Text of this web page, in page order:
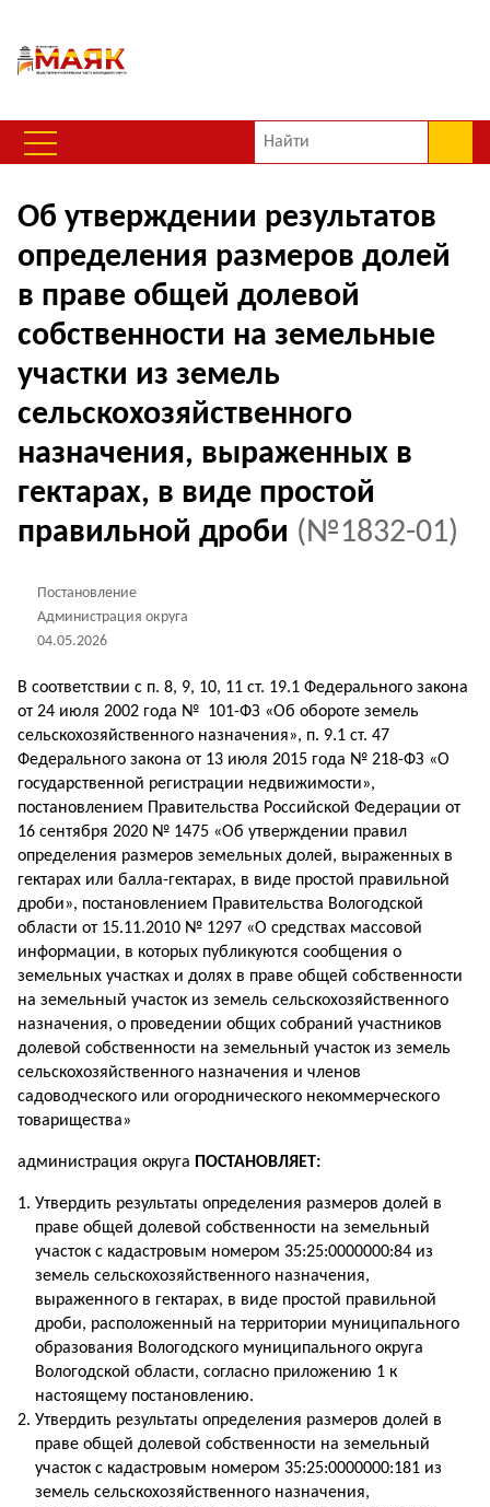
Об утверждении результатов
определения размеров долей
в праве общей долевой
собственности на земельные
участки из земель
сельскохозяйственного
назначения, выраженных в
гектарах, в виде простой
правильной дроби (№1832-01)
Постановление
Администрация округа
04.05.2026
В соответствии с п. 8, 9, 10, 11 ст. 19.1 Федерального закона
от 24 июля 2002 года № 101-ФЗ «Об обороте земель
сельскохозяйственного назначения», п. 9.1 ст. 47
Федерального закона от 13 июля 2015 года № 218-ФЗ «О
государственной регистрации недвижимости»,
постановлением Правительства Российской Федерации от
16 сентября 2020 № 1475 «Об утверждении правил
определения размеров земельных долей, выраженных в
гектарах или балла-гектарах, в виде простой правильной
дроби», постановлением Правительства Вологодской
области от 15.11.2010 № 1297 «О средствах массовой
информации, в которых публикуются сообщения о
земельных участках и долях в праве общей собственности
на земельный участок из земель сельскохозяйственного
назначения, о проведении общих собраний участников
долевой собственности на земельный участок из земель
сельскохозяйственного назначения и членов
садоводческого или огороднического некоммерческого
товарищества»
администрация округа ПОСТАНОВЛЯЕТ:
Утвердить результаты определения размеров долей в
праве общей долевой собственности на земельный
участок с кадастровым номером 35:25:0000000:84 из
земель сельскохозяйственного назначения,
выраженного в гектарах, в виде простой правильной
дроби, расположенный на территории муниципального
образования Вологодского муниципального округа
Вологодской области, согласно приложению 1 к
настоящему постановлению.
Утвердить результаты определения размеров долей в
праве общей долевой собственности на земельный
участок с кадастровым номером 35:25:0000000:181 из
земель сельскохозяйственного назначения,